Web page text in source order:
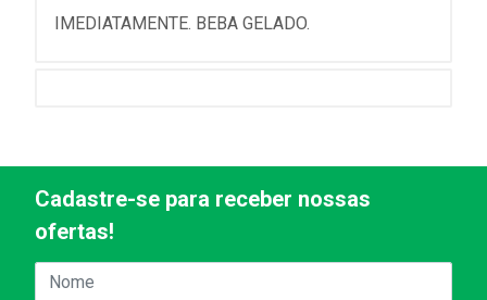
IMEDIATAMENTE. BEBA GELADO.
Cadastre-se para receber nossas
ofertas!